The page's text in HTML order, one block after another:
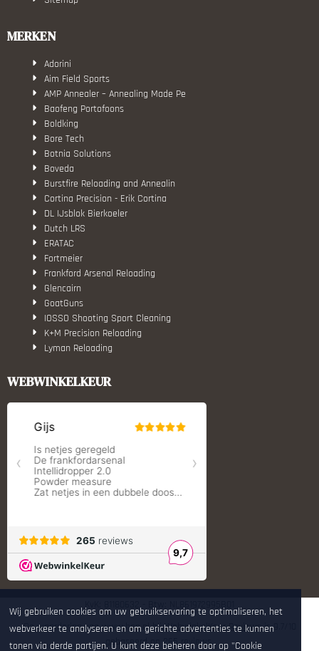
MERKEN
Adorini
Aim Field Sports
AMP Annealer – Annealing Made Pe
Baofeng Portofoons
Boldking
Bore Tech
Botnia Solutions
Boveda
Burstfire Reloading and Annealin
Cortina Precision - Erik Cortina
DL IJsblok Bierkoeler
Dutch LRS
ERATAC
Fortmeier
Frankford Arsenal Reloading
Glencairn
GoatGuns
IOSSO Shooting Sport Cleaning
K+M Precision Reloading
Lyman Reloading
Monstrum Tactical
S.T. Dupont
Shooters Global
Shooting Technology - Reloading
SleipnerX Bipods
SuperTrickler
Tier One Bipods
True Flite
Ugly Reloading - Derraco Enginee
Vortex Optics
WEBWINKELKEUR
KvK: 81180632 - Btw: NL861972995B01
De waardering van www.hop.nl bijWebwinkelKeur Reviewsis 9.7/10
gebaseerd op 265 reviews.
Wij gebruiken cookies om uw gebruikservaring te optimaliseren, het
webverkeer te analyseren en om gerichte advertenties te kunnen
tonen via derde partijen. U kunt deze beheren door op "Cookie